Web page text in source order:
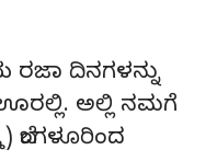
ರಜಾ ದಿನಗಳನ್ನು
ಊರಲ್ಲಿ. ಅಲ್ಲಿ ನಮಗೆ
ಬೆಂಗಳೂರಿಂದ